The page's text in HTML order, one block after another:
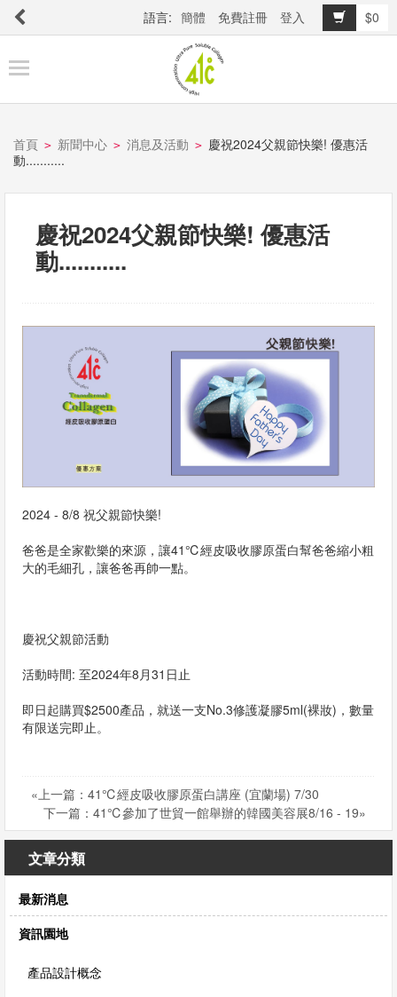
語言: 簡體 免費註冊 登入
$0
品
最
園
地
物
明
絡
們
首頁 > 新聞中心 > 消息及活動 > 慶祝2024父親節快樂! 優惠活
動...........
慶祝2024父親節快樂! 優惠活
動...........
2024 - 8/8 祝父親節快樂!
爸爸是全家歡樂的來源，讓41℃經皮吸收膠原蛋白幫爸爸縮小粗
大的毛細孔，讓爸爸再帥一點。
慶祝父親節活動
活動時間: 至2024年8 月31 日止
即日起購買$2500產品，就送一支No.3修護凝膠5ml(裸妝) ，數量
有限送完即止。
«上一篇：41℃經皮吸收膠原蛋白講座 (宜蘭場) 7/30
下一篇：41℃參加了世貿一館舉辦的韓國美容展8/16 - 19»
文章分類
最新消息
資訊園地
產品設計概念